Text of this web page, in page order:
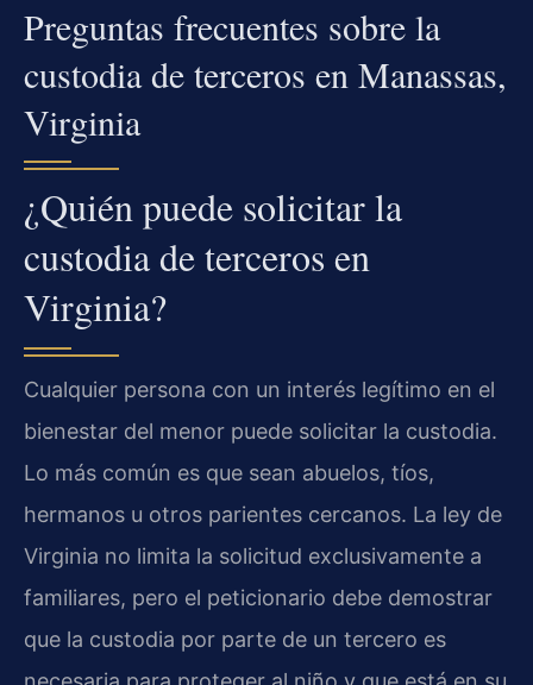
Preguntas frecuentes sobre la
custodia de terceros en Manassas,
Virginia
¿Quién puede solicitar la
custodia de terceros en
Virginia?
Cualquier persona con un interés legítimo en el
bienestar del menor puede solicitar la custodia.
Lo más común es que sean abuelos, tíos,
hermanos u otros parientes cercanos. La ley de
Virginia no limita la solicitud exclusivamente a
familiares, pero el peticionario debe demostrar
que la custodia por parte de un tercero es